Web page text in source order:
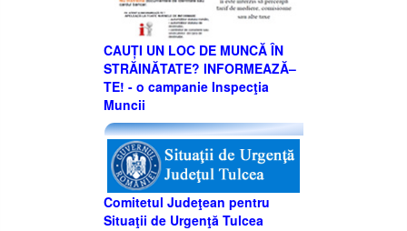
CAUȚI UN LOC DE MUNCĂ ÎN
STRĂINĂTATE? INFORMEAZĂ–
TE! - o campanie Inspecţia
Muncii
Comitetul Judeţean pentru
Situaţii de Urgenţă Tulcea